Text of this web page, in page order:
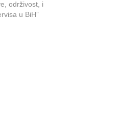
održivost, i
u BiH”